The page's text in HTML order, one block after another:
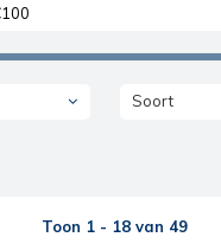
Soort
Toon 1 - 18 van 49